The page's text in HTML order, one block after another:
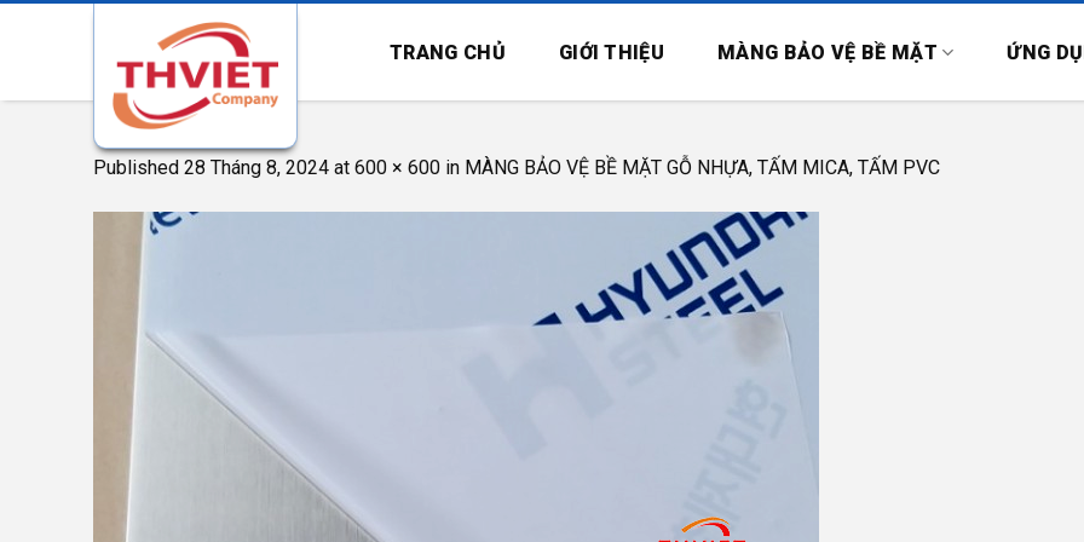
TRANG CHỦ GIỚI THIỆU MÀNG BẢO VỆ BỀ MẶT ỨNG
07
Published 28 Tháng 8, 2024 at 600 × 600 in MÀNG BẢO VỆ BỀ MẶT GỖ NHỰA, TẤM MICA, TẤM PVC